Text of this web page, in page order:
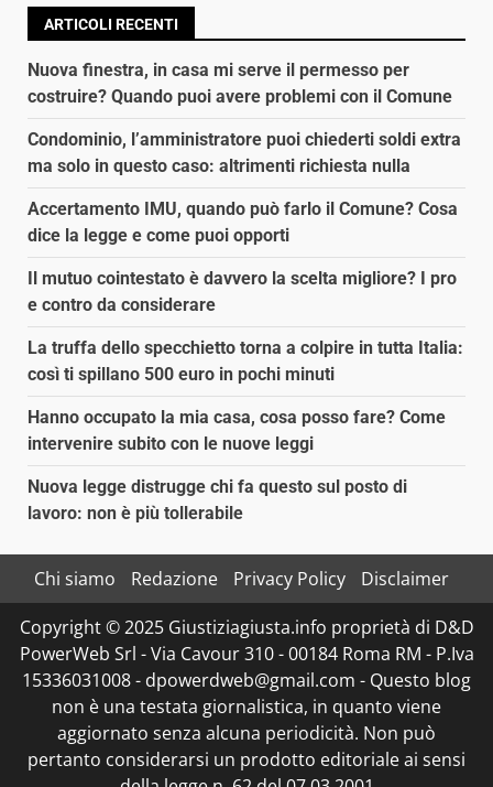
articoli
ARTICOLI RECENTI
Nuova finestra, in casa mi serve il permesso per
costruire? Quando puoi avere problemi con il Comune
Condominio, l’amministratore puoi chiederti soldi extra
ma solo in questo caso: altrimenti richiesta nulla
Accertamento IMU, quando può farlo il Comune? Cosa
dice la legge e come puoi opporti
Il mutuo cointestato è davvero la scelta migliore? I pro
e contro da considerare
La truffa dello specchietto torna a colpire in tutta Italia:
così ti spillano 500 euro in pochi minuti
Hanno occupato la mia casa, cosa posso fare? Come
intervenire subito con le nuove leggi
Nuova legge distrugge chi fa questo sul posto di
lavoro: non è più tollerabile
Chi siamo Redazione Privacy Policy
Disclaimer
Copyright © 2025 Giustiziagiusta.info proprietà di D&D
PowerWeb Srl - Via Cavour 310 - 00184 Roma RM - P.Iva
15336031008 - dpowerdweb@gmail.com - Questo blog
non è una testata giornalistica, in quanto viene
aggiornato senza alcuna periodicità. Non può
pertanto considerarsi un prodotto editoriale ai sensi